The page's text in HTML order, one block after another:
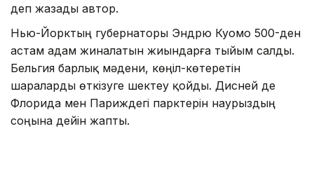
деп жазады автор.
Нью-Йорктың губернаторы Эндрю Куомо 500-ден
астам адам жиналатын жиындарға тыйым салды.
Бельгия барлық мәдени, көңіл-көтеретін
шараларды өткізуге шектеу қойды. Дисней де
Флорида мен Париждегі парктерін наурыздың
соңына дейін жапты.